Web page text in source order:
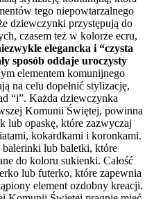
tego niepowtarzalnego
dziewczynki przystępują do
czasem też w kolorze ecru,
elegancka i “czysta
sposób oddaje uroczysty
elementem komunijnego
na celu dopełnić stylizację,
“i”. Każda dziewczynka
Komunii Świętej, powinna
lub opaskę, które zazwyczaj
kokardkami i koronkami.
lub baletki, które
do koloru sukienki. Całość
lub futerko, które zapewnia
element ozdobny kreacji.